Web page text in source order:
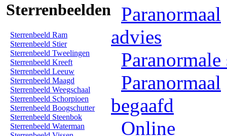
Sterrenbeelden
Sterrenbeeld Ram
Sterrenbeeld Stier
Sterrenbeeld Tweelingen
Sterrenbeeld Kreeft
Sterrenbeeld Leeuw
Sterrenbeeld Maagd
Sterrenbeeld Weegschaal
Sterrenbeeld Schorpioen
Sterrenbeeld Boogschutter
Sterrenbeeld Steenbok
Sterrenbeeld Waterman
Paranormaal
advies
Paranormale
Paranormaal
begaafd
Online